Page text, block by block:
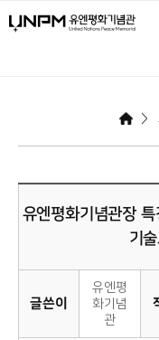
>
유엔평화기념관장 특
기
글쓴이
유엔평
화기념
관